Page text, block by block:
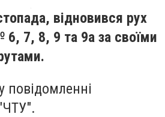
відновився рух
7, 8, 9 та 9а за своїми
повідомленні